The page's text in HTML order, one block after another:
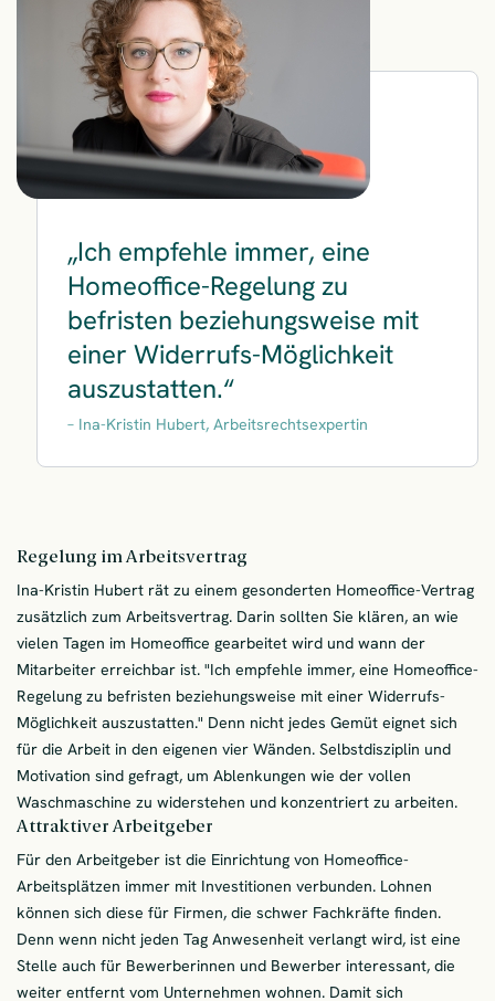
Ich empfehle immer, eine
Homeoffice-Regelung zu
befristen beziehungsweise mit
einer Widerrufs-Möglichkeit
auszustatten.
Ina-Kristin Hubert, Arbeitsrechtsexpertin
Regelung im Arbeitsvertrag
Ina-Kristin Hubert rät zu einem gesonderten Homeoffice-Vertrag
zusätzlich zum Arbeitsvertrag. Darin sollten Sie klären, an wie
vielen Tagen im Homeoffice gearbeitet wird und wann der
Mitarbeiter erreichbar ist. "Ich empfehle immer, eine Homeoffice-
Regelung zu befristen beziehungsweise mit einer Widerrufs-
Möglichkeit auszustatten." Denn nicht jedes Gemüt eignet sich
für die Arbeit in den eigenen vier Wänden. Selbstdisziplin und
Motivation sind gefragt, um Ablenkungen wie der vollen
Waschmaschine zu widerstehen und konzentriert zu arbeiten.
Attraktiver Arbeitgeber
Für den Arbeitgeber ist die Einrichtung von Homeoffice-
Arbeitsplätzen immer mit Investitionen verbunden. Lohnen
können sich diese für Firmen, die schwer Fachkräfte finden.
Denn wenn nicht jeden Tag Anwesenheit verlangt wird, ist eine
Stelle auch für Bewerberinnen und Bewerber interessant, die
weiter entfernt vom Unternehmen wohnen. Damit sich